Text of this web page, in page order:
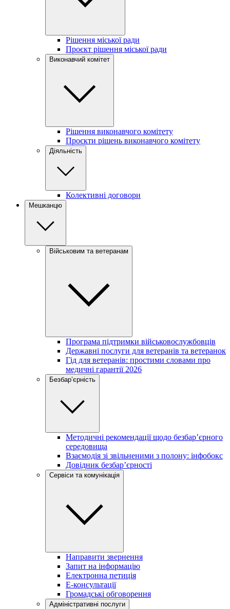
Рішення міської ради
Проєкт рішення міської ради
Виконавчий комітет
Рішення виконавчого комітету
Проєкти рішень виконавчого комітету
Діяльність
Колективні договори
Мешканцю
Військовим та ветеранам
Програма підтримки військовослужбовців
Державні послуги для ветеранів та ветеранок
Гід для ветеранів: простими словами про
медичні гарантії 2026
Безбар’єрність
Методичні рекомендації щодо безбар’єрного
середовища
Взаємодія зі звільненими з полону: інфобокс
Довідник безбар’єрності
Сервіси та комунікація
Направити звернення
Запит на інформацію
Електронна петиція
Е-консультації
Громадські обговорення
Адміністративні послуги